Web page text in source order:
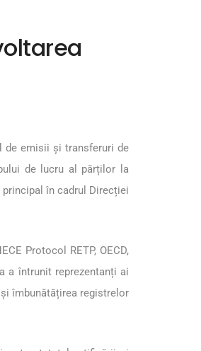
de emisii și transferuri de
de lucru al părților la
în cadrul Direcției
Protocol RETP, OECD,
a întrunit reprezentanți ai
îmbunătățirea registrelor